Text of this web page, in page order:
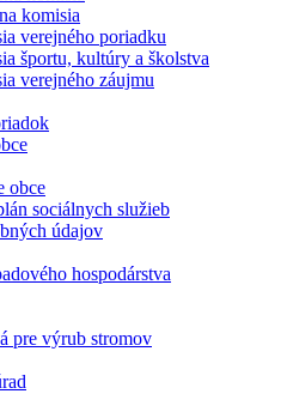
komisia
verejného poriadku
športu, kultúry a školstva
verejného záujmu
obce
sociálnych služieb
údajov
hospodárstva
pre výrub stromov